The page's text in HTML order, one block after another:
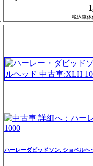
税込車体
ハーレーダビッドソン. ショベルヘ